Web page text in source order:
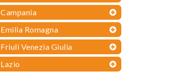
Campania
Emilia Romagna
Friuli Venezia Giulia
Lazio